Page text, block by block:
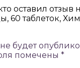
оставил отзыв
60 таблеток,
будет
помечены *